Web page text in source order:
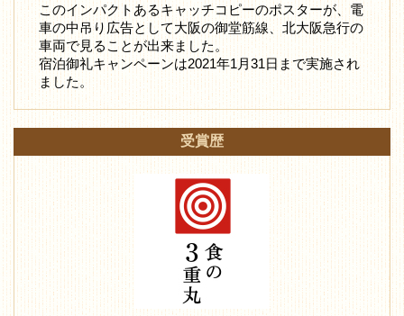
このインパクトあるキャッチコピーのポスターが、電
車の中吊り広告として大阪の御堂筋線、北大阪急行の
車両で見ることが出来ました。
宿泊御礼キャンペーンは2021年1月31日まで実施され
ました。
受賞歴